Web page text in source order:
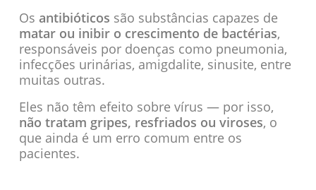
Os antibióticos são substâncias capazes de
matar ou inibir o crescimento de bactérias,
responsáveis por doenças como pneumonia,
infecções urinárias, amigdalite, sinusite, entre
muitas outras.
Eles não têm efeito sobre vírus — por isso,
não tratam gripes, resfriados ou viroses, o
que ainda é um erro comum entre os
pacientes.